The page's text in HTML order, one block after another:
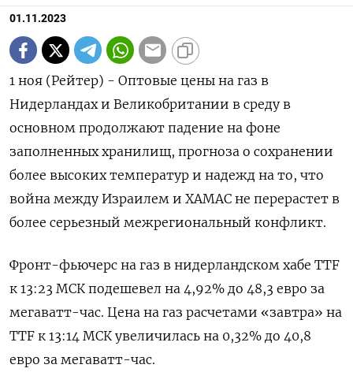
01.11.2023
1 ноя (Рейтер) - Оптовые цены на газ в
Нидерландах и Великобритании в среду в
основном продолжают падение на фоне
заполненных хранилищ, прогноза о сохранении
более высоких температур и надежд на то, что
война между Израилем и ХАМАС не перерастет в
более серьезный межрегиональный конфликт.
Фронт-фьючерс на газ в нидерландском хабе TTF
к 13:23 МСК подешевел на 4,92% до 48,3 евро за
мегаватт-час. Цена на газ расчетами «завтра» на
TTF к 13:14 МСК увеличилась на 0,32% до 40,8
евро за мегаватт-час.